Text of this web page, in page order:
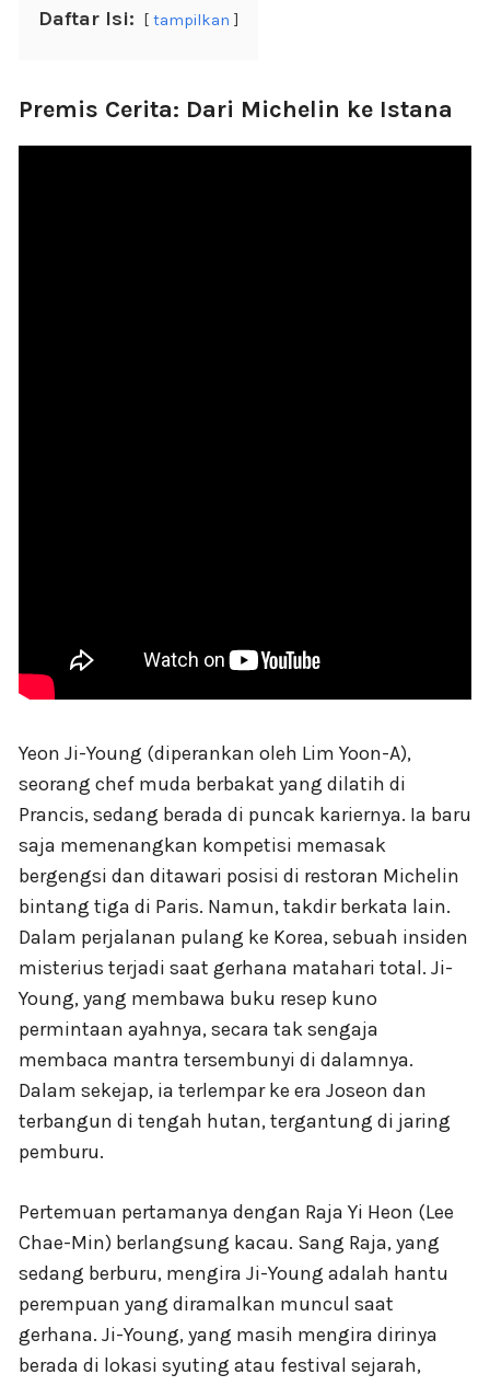
Daftar Isi: tampilkan
Premis Cerita: Dari Michelin ke Istana
Yeon Ji-Young (diperankan oleh Lim Yoon-A),
seorang chef muda berbakat yang dilatih di
Prancis, sedang berada di puncak kariernya. Ia baru
saja memenangkan kompetisi memasak
bergengsi dan ditawari posisi di restoran Michelin
bintang tiga di Paris. Namun, takdir berkata lain.
Dalam perjalanan pulang ke Korea, sebuah insiden
misterius terjadi saat gerhana matahari total. Ji-
Young, yang membawa buku resep kuno
permintaan ayahnya, secara tak sengaja
membaca mantra tersembunyi di dalamnya.
Dalam sekejap, ia terlempar ke era Joseon dan
terbangun di tengah hutan, tergantung di jaring
pemburu.
Pertemuan pertamanya dengan Raja Yi Heon (Lee
Chae-Min) berlangsung kacau. Sang Raja, yang
sedang berburu, mengira Ji-Young adalah hantu
perempuan yang diramalkan muncul saat
gerhana. Ji-Young, yang masih mengira dirinya
berada di lokasi syuting atau festival sejarah,